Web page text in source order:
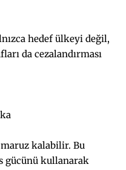
hedef ülkeyi değil,
da cezalandırması
maruz kalabilir. Bu
gücünü kullanarak